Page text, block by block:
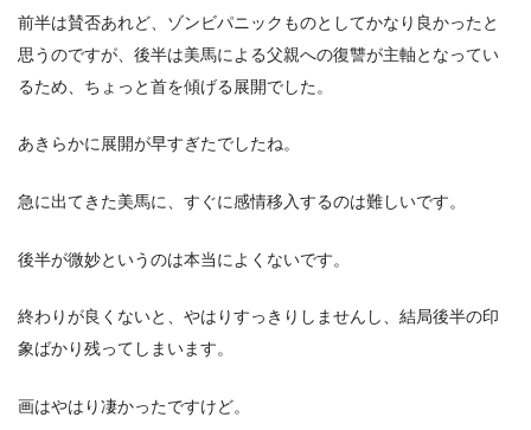
前半は賛否あれど、ゾンビパニックものとしてかなり良かったと
思うのですが、後半は美馬による父親への復讐が主軸となってい
るため、ちょっと首を傾げる展開でした。
あきらかに展開が早すぎたでしたね。
急に出てきた美馬に、すぐに感情移入するのは難しいです。
後半が微妙というのは本当によくないです。
終わりが良くないと、やはりすっきりしませんし、結局後半の印
象ばかり残ってしまいます。
画はやはり凄かったですけど。